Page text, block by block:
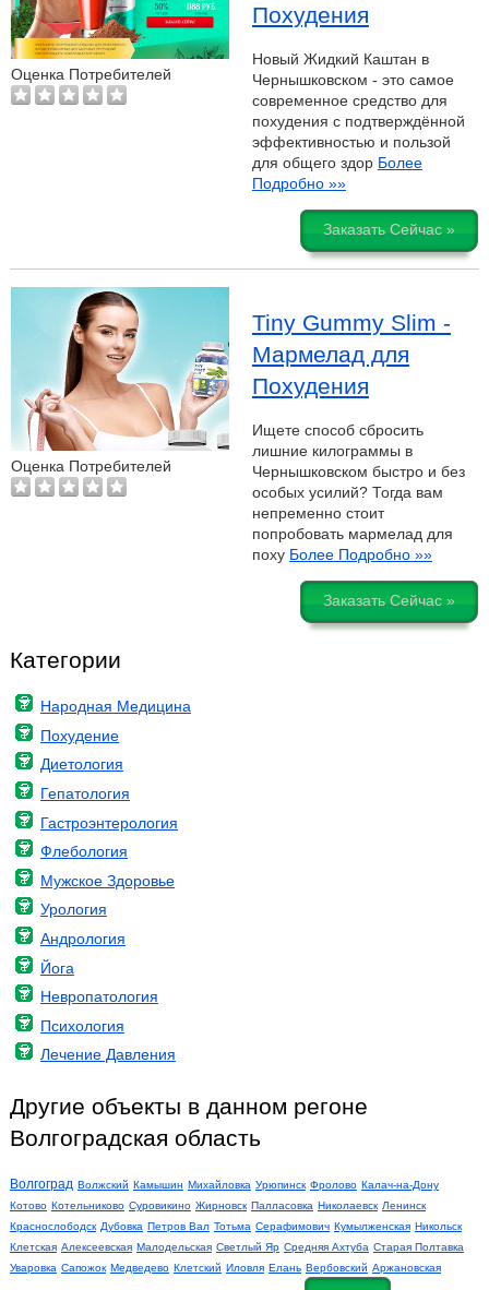
Оценка Потребителей
Похудения
Новый Жидкий Каштан в
Чернышковском - это самое
современное средство для
похудения с подтверждённой
эффективностью и пользой
для общего здор Более
Подробно »»
Заказать Сейчас »
Оценка Потребителей
Tiny Gummy Slim -
Мармелад для
Похудения
Ищете способ сбросить
лишние килограммы в
Чернышковском быстро и без
особых усилий? Тогда вам
непременно стоит
попробовать мармелад для
поху Более Подробно »»
Заказать Сейчас »
Категории
Народная Медицина
Похудение
Диетология
Гепатология
Гастроэнтерология
Флебология
Мужское Здоровье
Урология
Андрология
Йога
Невропатология
Психология
Лечение Давления
Другие объекты в данном регоне
Волгоградская область
Волгоград Волжский Камышин Михайловка Урюпинск Фролово Калач-на-Дону
Котово Котельниково Суровикино Жирновск Палласовка Николаевск Ленинск
Краснослободск Дубовка Петров Вал Тотьма Серафимович Кумылженская Никольск
Клетская Алексеевская Малодельская Светлый Яр Средняя Ахтуба Старая Полтавка
Уваровка Сапожок Медведево Клетский Иловля Елань Вербовский Аржановская